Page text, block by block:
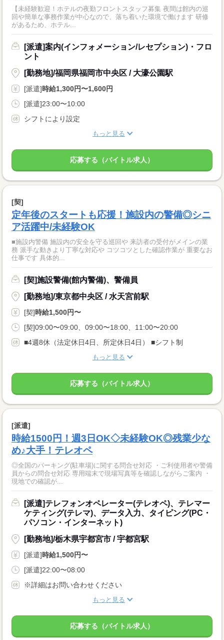
【未経験歓迎！ホテルの夜勤フロントスタッフ募集 夜間は館内の巡
回や簡単な事務作業が中心なので、落ち着いた環境で働けます 研修
があるため、ホテル...
[派遣]案内(インフォメーション/レセプション)・フロ
ント
[勤務地]/福岡県福岡市中央区 / 大濠公園駅
[派遣]時給1,300円〜1,600円
[派遣]23:00〜10:00
シフトにより設定
もっと見る
応募する（バイトル求人）
[契]
定年後のスタートも応援！施設内の警備◎シニ
ア活躍中/未経験OK
■施設内警備 施設内の安全を守る巡回や 来訪者の受付がメインの業
務 派手な動きより丁寧な対応や コツコツとした確認作業が 重要なお
仕事です 具体的...
[契]施設警備(館内警備)、警備員
[勤務地]/東京都中央区 / 水天宮前駅
[契]時給1,500円〜
[契]09:00〜09:00、09:00〜18:00、11:00〜20:00
■4週8休（法定休日4日、所定休日4日） ■シフト制
もっと見る
応募する（バイトル求人）
[派遣]
時給1500円！週3日OK◇未経験OK◎残業少な
め♪大手！テレオペ
◎全国のパーキング(駐車場)に関する問合せ対応 ・ご利使用者や警備
員からの問合せ対応 専用端末で現場写真等を確認しながらご案内 ・
現地での確認が...
[派遣]テレフォンオペレーター(テレオペ)、テレマー
ケティング(テレマ)、データ入力、タイピング(PC・
パソコン・インターネット)
[勤務地]/栃木県宇都宮市 / 宇都宮駅
[派遣]時給1,500円〜
[派遣]22:00〜08:00
※詳細はお問い合わせください
もっと見る
応募する（バイトル求人）